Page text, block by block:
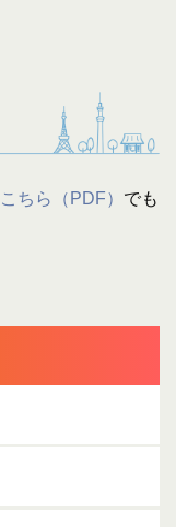
こちら（PDF） でも